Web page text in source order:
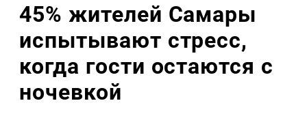
45% жителей Самары
испытывают стресс,
когда гости остаются с
ночевкой